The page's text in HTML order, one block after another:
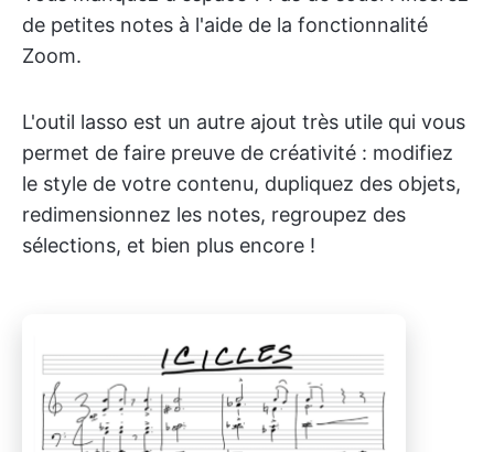
de petites notes à l'aide de la fonctionnalité
Zoom.
L'outil lasso est un autre ajout très utile qui vous
permet de faire preuve de créativité : modifiez
le style de votre contenu, dupliquez des objets,
redimensionnez les notes, regroupez des
sélections, et bien plus encore !